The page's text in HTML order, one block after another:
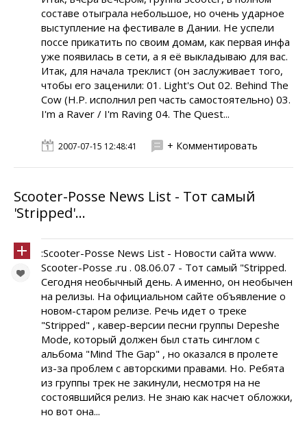
составе отыграла небольшое, но очень ударное
выступление на фестивале в Дании. Не успели
поссе прикатить по своим домам, как первая инфа
уже появилась в сети, а я её выкладываю для вас.
Итак, для начала треклист (он заслуживает того,
чтобы его заценили: 01. Light's Out 02. Behind The
Cow (H.P. исполнил реп часть самостоятельно) 03.
I'm a Raver / I'm Raving 04. The Quest...
2007-07-15 12:48:41 + Комментировать
Scooter-Posse News List - Тот самый
'Stripped'...
:Scooter-Posse News List - Новости сайта www.
Scooter-Posse .ru . 08.06.07 - Тот самый "Stripped.
Сегодня необычный день. А именно, он необычен
на релизы. На официальном сайте объявление о
новом-старом релизе. Речь идет о треке
"Stripped" , кавер-версии песни группы Depeshe
Mode, который должен был стать синглом с
альбома "Mind The Gap" , но оказался в пролете
из-за проблем с авторскими правами. Но. Ребята
из группы трек не закинули, несмотря на не
состоявшийся релиз. Не знаю как насчет обложки,
но вот она...